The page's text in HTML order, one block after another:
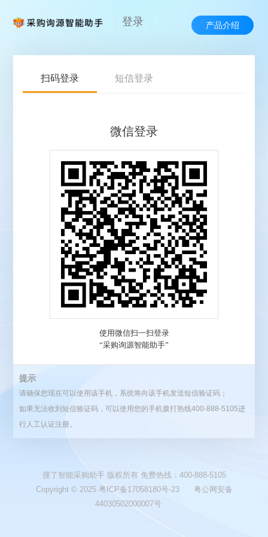
登录 产品介绍
扫码登录 短信登录
提示
请确保您现在可以使用该手机，系统将向该手机发送短信验证码；
如果无法收到短信验证码，可以使用您的手机拨打热线400-888-5105进
行人工认证注册。
搜了智能采购助手 版权所有 免费热线：400-888-5105
Copyright © 2025 粤ICP备17058180号-23
粤公网安备
44030502000007号